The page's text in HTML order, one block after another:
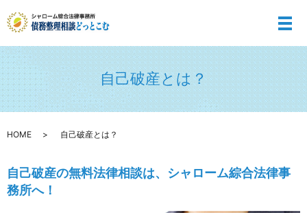
メ
自己破産とは？
HOME 自己破産とは？
自己破産の無料法律相談は、シャローム綜合法律事
務所へ！